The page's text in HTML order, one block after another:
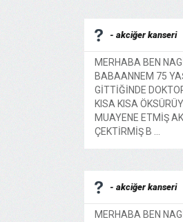
- akciğer kanseri
MERHABA BEN
BABAANNEM 75
GİTTİĞİNDE
KISA KISA
MUAYENE ETMİŞ
ÇEKTİRMİŞ B ...
- akciğer kanseri
MERHABA BEN